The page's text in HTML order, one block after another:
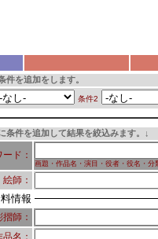
件を追加をします。
条件2
条件を追加して結果を絞込みます。↓
ド：
画題・作品名・演目・役者・役名・分
絵師：
情報
摺師：
品名：